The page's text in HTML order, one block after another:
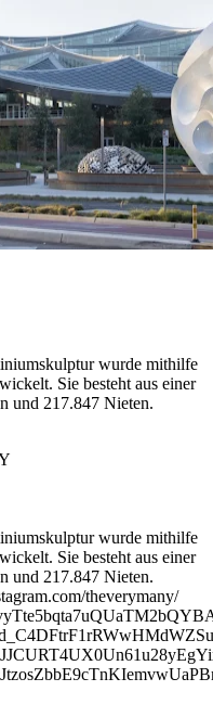
wurde mithilfe
Sie besteht aus einer
und 217.847 Nieten.
wurde mithilfe
Sie besteht aus einer
und 217.847 Nieten.
theverymany/